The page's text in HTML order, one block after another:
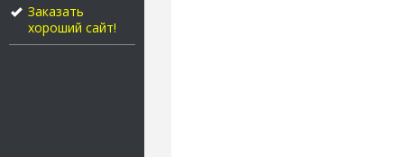
Заказать
хороший сайт!